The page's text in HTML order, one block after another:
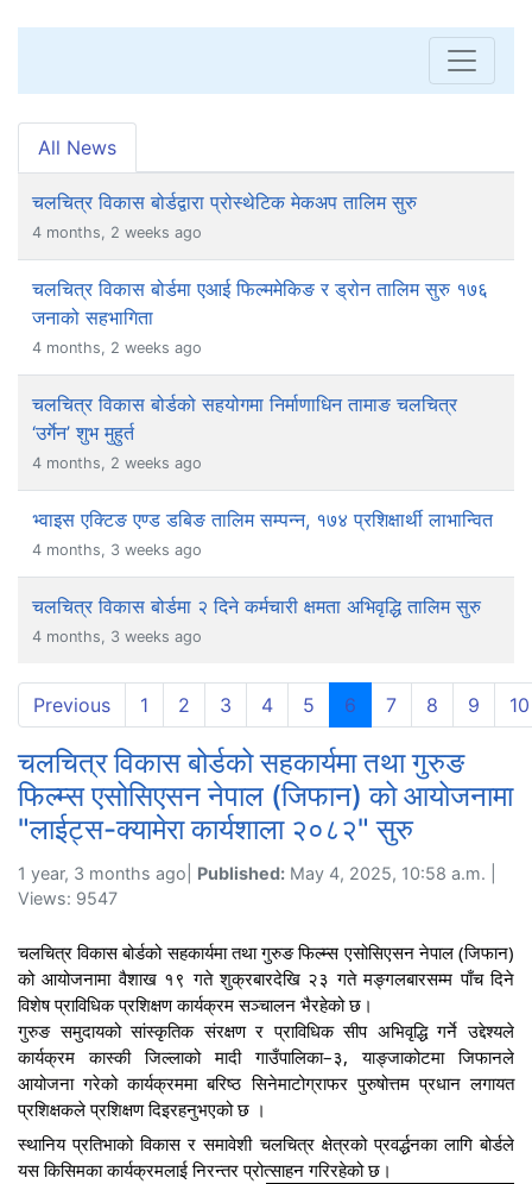
All News
चलचित्र विकास बोर्डद्वारा प्रोस्थेटिक मेकअप तालिम सुरु
4 months, 2 weeks ago
चलचित्र विकास बोर्डमा एआई फिल्ममेकिङ र ड्रोन तालिम सुरु १७६
जनाको सहभागिता
4 months, 2 weeks ago
चलचित्र विकास बोर्डको सहयोगमा निर्माणाधिन तामाङ चलचित्र
‘उर्गेन’ शुभ मुहुर्त
4 months, 2 weeks ago
भ्वाइस एक्टिङ एण्ड डबिङ तालिम सम्पन्न, १७४ प्रशिक्षार्थी लाभान्वित
4 months, 3 weeks ago
चलचित्र विकास बोर्डमा २ दिने कर्मचारी क्षमता अभिवृद्धि तालिम सुरु
4 months, 3 weeks ago
Previous 1 2 3 4 5 6 (current)
7 8 9 10
चलचित्र विकास बोर्डको सहकार्यमा तथा गुरुङ
फिल्म्स एसोसिएसन नेपाल (जिफान) को आयोजनामा
"लाईट्स-क्यामेरा कार्यशाला २०८२" सुरु
1 year, 3 months ago| Published: May 4, 2025, 10:58 a.m. |
Views: 9547
चलचित्र विकास बोर्डको सहकार्यमा तथा गुरुङ फिल्म्स एसोसिएसन नेपाल (जिफान)
को आयोजनामा वैशाख १९ गते शुक्रबारदेखि २३ गते मङ्गलबारसम्म पाँच दिने
विशेष प्राविधिक प्रशिक्षणकार्यक्रम सञ्चालन भैरहेको छ।
गुरुङ समुदायको सांस्कृतिक संरक्षण र प्राविधिक सीप अभिवृद्धि गर्ने उद्देश्यले
कार्यक्रम कास्की जिल्लाको मादी गाउँपालिका–३, याङ्जाकोटमा जिफानले
आयोजना गरेको कार्यक्रममा बरिष्ठ सिनेमाटोग्राफर पुरुषोत्तम प्रधान लगायत
प्रशिक्षकले प्रशिक्षण दिइरहनुभएको छ ।
स्थानिय प्रतिभाको विकास र समावेशी चलचित्र क्षेत्रको प्रवर्द्धनका लागि बोर्डले
यस किसिमका कार्यक्रमलाई निरन्तर प्रोत्साहन गरिरहेको छ।